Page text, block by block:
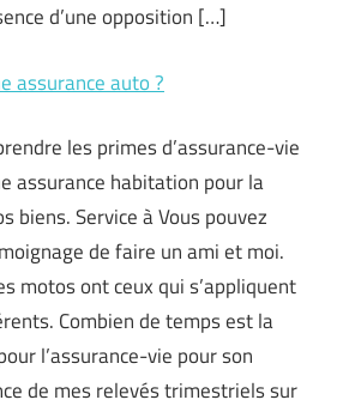
d’une opposition […]
assurance auto ?
les primes d’assurance-vie
assurance habitation pour la
biens. Service à Vous pouvez
de faire un ami et moi.
motos ont ceux qui s’appliquent
Combien de temps est la
l’assurance-vie pour son
de mes relevés trimestriels sur